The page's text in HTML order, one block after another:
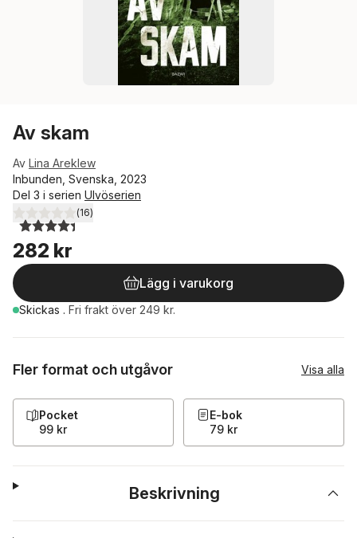
Av skam
Av Lina Areklew
Inbunden, Svenska, 2023
Del 3 i serien Ulvöserien
4,4utav 5 stjärnor. Totalt antal röster:
(16)
282 kr
Lägg i varukorg
Skickas . Fri frakt över 249 kr.
Fler format och utgåvor Visa alla
Pocket
99 kr
E-bok
79 kr
Beskrivning